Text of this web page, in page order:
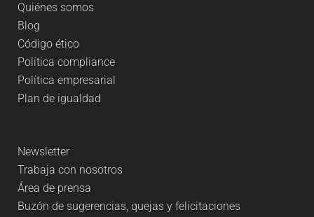
Quiénes somos
Blog
Código ético
Política compliance
Política empresarial
Plan de igualdad
Newsletter
Trabaja con nosotros
Área de prensa
Buzón de sugerencias, quejas y felicitaciones